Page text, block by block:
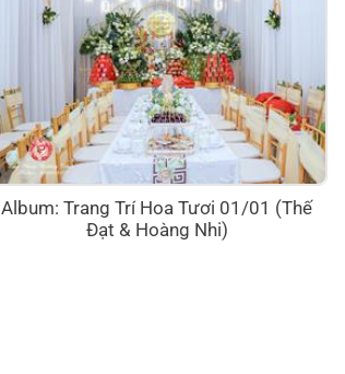
Album: Trang Trí Hoa Tươi 01/01 (Thế
Đạt & Hoàng Nhi)